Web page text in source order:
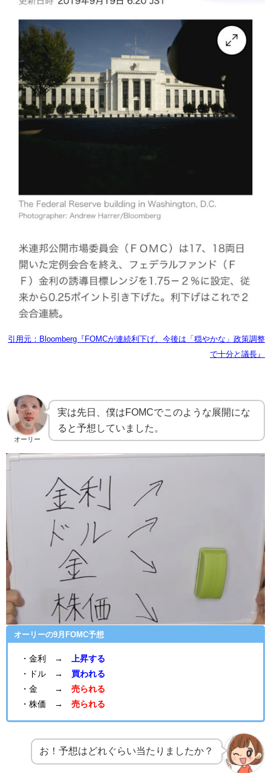
引用元：Bloomberg『FOMCが連続利下げ、今後は「穏やかな」政策調整
で十分と議長』
オーリー
実は先日、僕はFOMCでこのような展開にな
ると予想していました。
オーリーの9月FOMC予想
・金利 →
上昇する
・ドル → 買われる
・金 → 売られる
・株価 → 売られる
お！予想はどれぐらい当たりましたか？